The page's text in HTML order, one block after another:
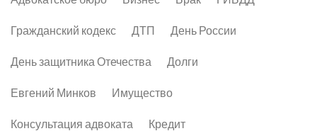
Гражданский кодекс ДТП День России
День защитника Отечества Долги
Евгений Минков Имущество
Консультация адвоката Кредит